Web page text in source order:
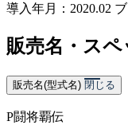
導入年月：2020.02
販売名・スペ
販売名(型式名) 閉じる
P闘将覇伝